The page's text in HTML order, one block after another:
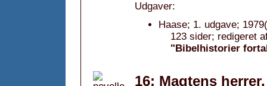
Udgaver:
Haase; 1. udgave;
123 sider; redigeret
"Bibelhistorier
16: Magtens